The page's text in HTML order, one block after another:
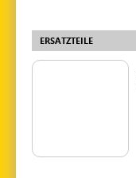
ERSATZTEILE